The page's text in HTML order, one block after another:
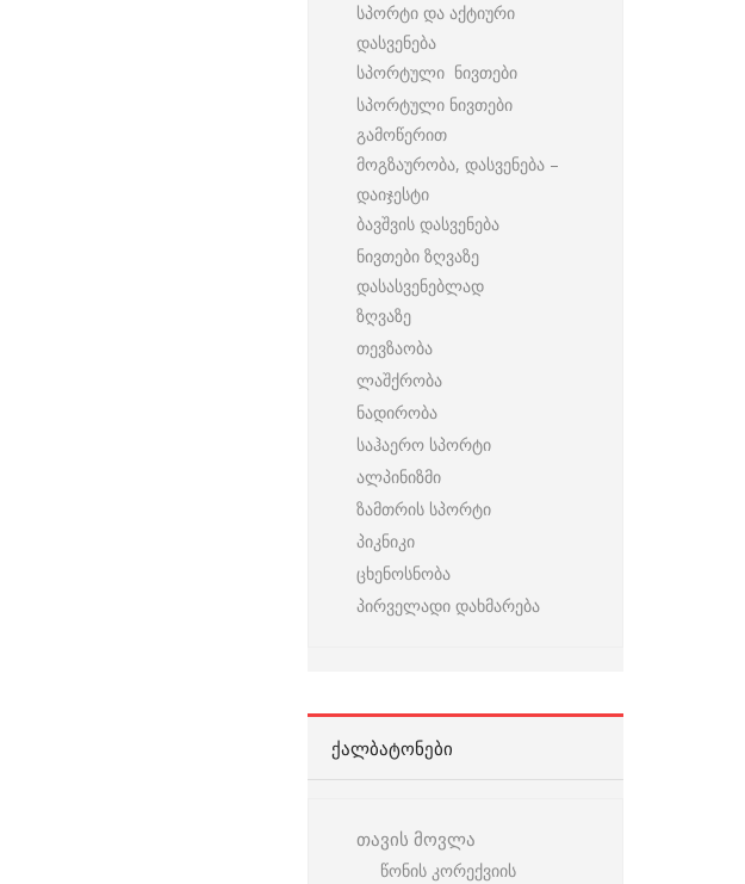
სპორტი და აქტიური
დასვენება
სპორტული ნივთები
სპორტული ნივთები
გამოწერით
მოგზაურობა, დასვენება –
დაიჯესტი
ბავშვის დასვენება
ნივთები ზღვაზე
დასასვენებლად
ზღვაზე
თევზაობა
ლაშქრობა
ნადირობა
საჰაერო სპორტი
ალპინიზმი
ზამთრის სპორტი
პიკნიკი
ცხენოსნობა
პირველადი დახმარება
ᲥᲐᲚᲑᲐᲢᲝᲜᲔᲑᲘ
თავის მოვლა
წონის კორექვიის